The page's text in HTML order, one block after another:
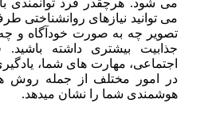
می توانید نیازهای روانشناختی
تصویر چه به صورت خودآگاه و
جذابیت بیشتری داشته
اجتماعی، مهارت های شما،
در امور مختلف از جمله روش
هوشمندی شما را نشان میدهد.